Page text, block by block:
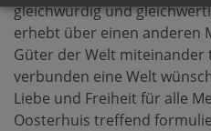
gleichwürdig und
erhebt über einen anderen
Güter der Welt miteinander
verbunden eine Welt
Liebe und Freiheit für alle
Oosterhuis treffend